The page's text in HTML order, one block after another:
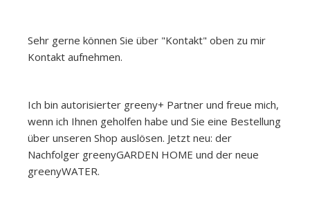
Sehr gerne können Sie über "Kontakt" oben zu mir
Kontakt aufnehmen.
Ich bin autorisierter greeny+ Partner und freue mich,
wenn ich Ihnen geholfen habe und Sie eine Bestellung
über unseren Shop auslösen. Jetzt neu: der
Nachfolger greenyGARDEN HOME und der neue
greenyWATER.